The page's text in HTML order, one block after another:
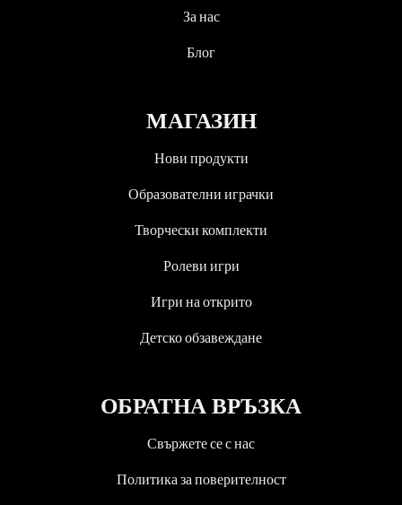
За нас
Блог
МАГАЗИН
Нови продукти
Образователни играчки
Творчески комплекти
Ролеви игри
Игри на открито
Детско обзавеждане
ОБРАТНА ВРЪЗКА
Свържете се с нас
Политика за поверителност